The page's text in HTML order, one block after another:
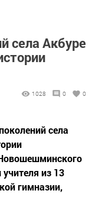
села Акбуре
1028 0 0
села
из 13
гимназии,